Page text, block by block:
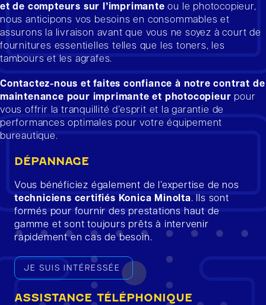
et de compteurs sur l’imprimante ou le photocopieur,
nous anticipons vos besoins en consommables et
assurons la livraison avant que vous ne soyez à court de
fournitures essentielles telles que les toners, les
tambours et les agrafes.
Contactez-nous et faites confiance à notre contrat de
maintenance pour imprimante et photocopieur pour
vous offrir la tranquillité d’esprit et la garantie de
performances optimales pour votre équipement
bureautique.
DÉPANNAGE
Vous bénéficiez également de l’expertise de nos
techniciens certifiés Konica Minolta. Ils sont
formés pour fournir des prestations haut de
gamme et sont toujours prêts à intervenir
rapidement en cas de besoin.
JE SUIS INTÉRESSÉE
ASSISTANCE TÉLÉPHONIQUE